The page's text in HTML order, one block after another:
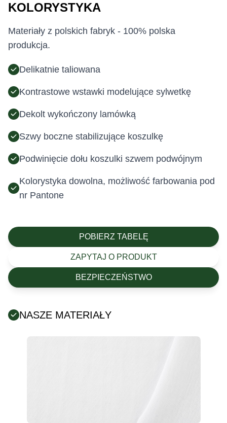
KOLORYSTYKA
Materiały z polskich fabryk - 100% polska
produkcja.
Delikatnie taliowana
Kontrastowe wstawki modelujące sylwetkę
Dekolt wykończony lamówką
Szwy boczne stabilizujące koszulkę
Podwinięcie dołu koszulki szwem podwójnym
Kolorystyka dowolna, możliwość farbowania pod
nr Pantone
POBIERZ TABELĘ
ZAPYTAJ O PRODUKT
BEZPIECZEŃSTWO
NASZE MATERIAŁY